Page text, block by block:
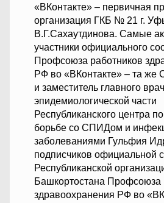
«ВКонтакте» – первичная
организация ГКБ № 21 г.
В.Г.Сахаутдинова. Самые
участники официального
Профсоюза работников
РФ во «ВКонтакте» – та же
и заместитель главного
эпидемиологической части
Республиканского центра
борьбе со СПИДом и
заболеваниями Гульфия
подписчиков официальной
Республиканской
Башкортостана Профсоюза
здравоохранения РФ во